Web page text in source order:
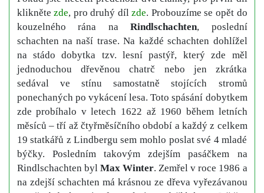
kliknětezde, pro druhý dílzde. Probouzíme se opět do
kouzelného rána na Rindlschachten, poslední
schachten na naší trase. Na každé schachten dohlížel
na stádo dobytka tzv. lesní pastýř, který zde měl
jednoduchou dřevěnou chatrč nebo jen zkrátka
sedával ve stínu samostatně stojících stromů
ponechaných po vykácení lesa. Toto spásání dobytkem
zde probíhalo v letech 1622 až 1960 během letních
měsíců – tří až čtyřměsíčního období a každý z celkem
19 statkářů z Lindbergu sem mohlo poslat své 4 mladé
býčky. Posledním takovým zdejším pasáčkem na
Rindlschachten byl Max Winter. Zemřel v roce 1986 a
na zdejší schachten má krásnou ze dřeva vyřezávanou